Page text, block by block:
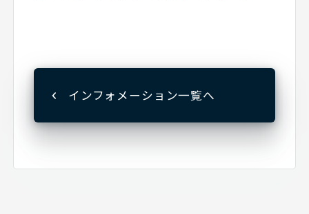
インフォメーション一覧へ